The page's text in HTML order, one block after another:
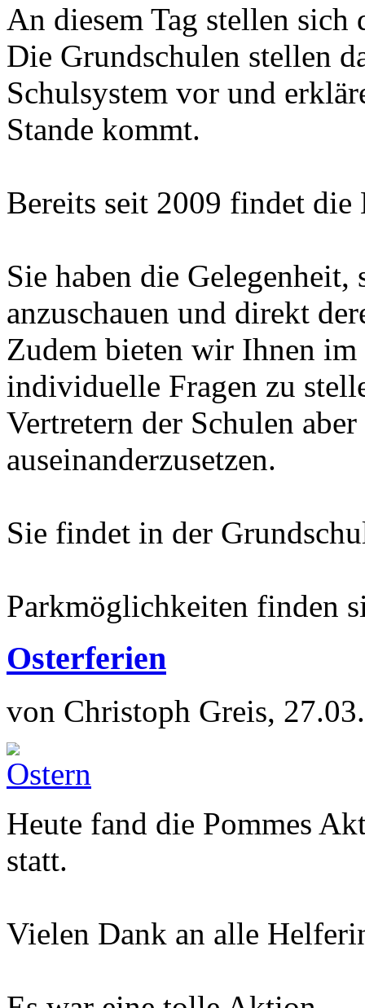
An diesem Tag stellen
Die Grundschulen stellen
Schulsystem vor und
Stande kommt.
Bereits seit 2009 findet die
Sie haben die
anzuschauen und direkt
Zudem bieten wir Ihnen
individuelle Fragen zu
Vertretern der Schulen
auseinanderzusetzen.
Sie findet in der
Parkmöglichkeiten finden
Osterferien
von Christoph Greis,
Heute fand die Pommes
statt.
Vielen Dank an alle